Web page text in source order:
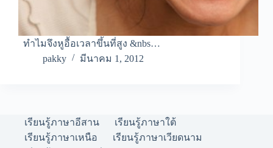
ทำไมจึงหูอื้อเวลาขึ้นที่สูง &nbs…
pakky
มีนาคม 1, 2012
เรียนรู้ภาษาอีสาน
เรียนรู้ภาษาใต้
เรียนรู้ภาษาเหนือ
เรียนรู้ภาษาเวียดนาม